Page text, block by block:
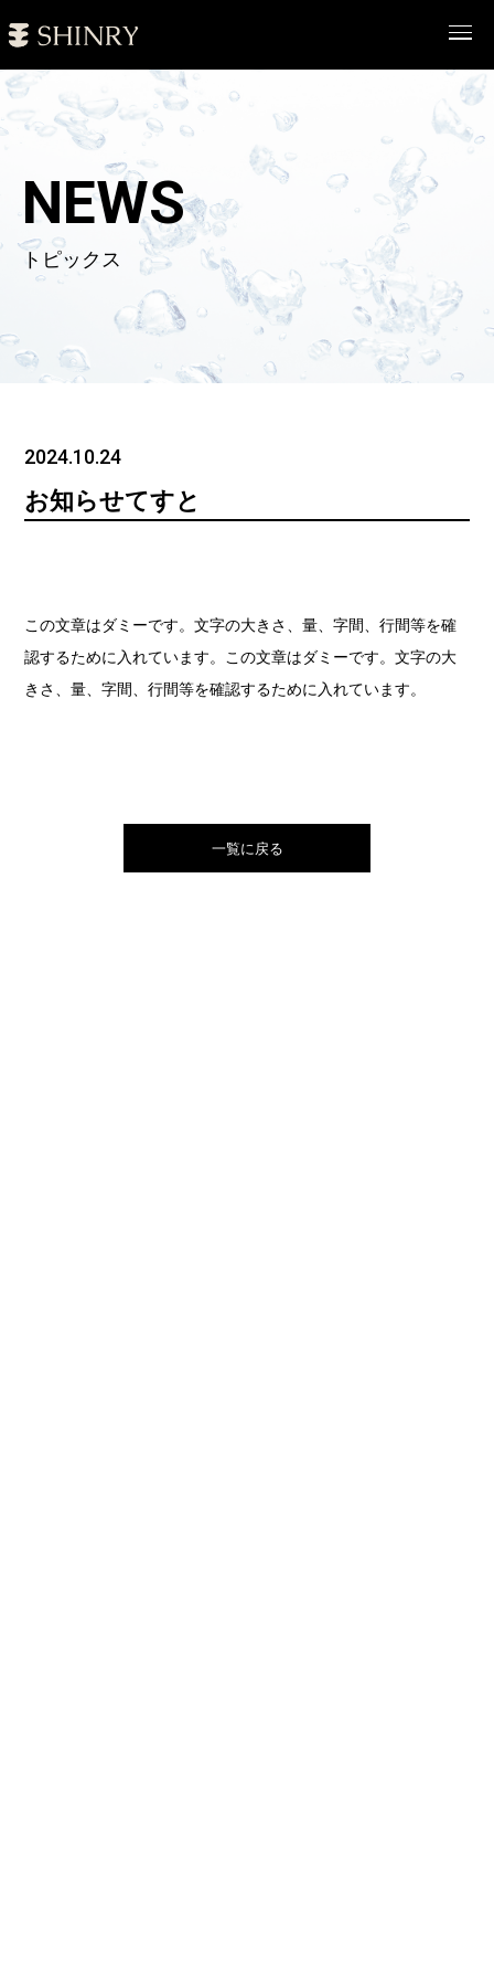
NEWS
トピックス
お知らせてすと
2024.10.24
この文章はダミーです。文字の大きさ、量、字間、行間等を確
認するために入れています。この文章はダミーです。文字の大
きさ、量、字間、行間等を確認するために入れています。
一覧に戻る